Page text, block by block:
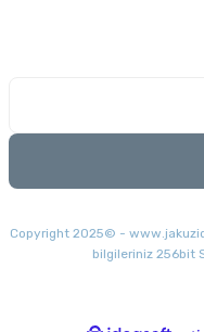
Copyright 2025© -
bilgileriniz 256bit